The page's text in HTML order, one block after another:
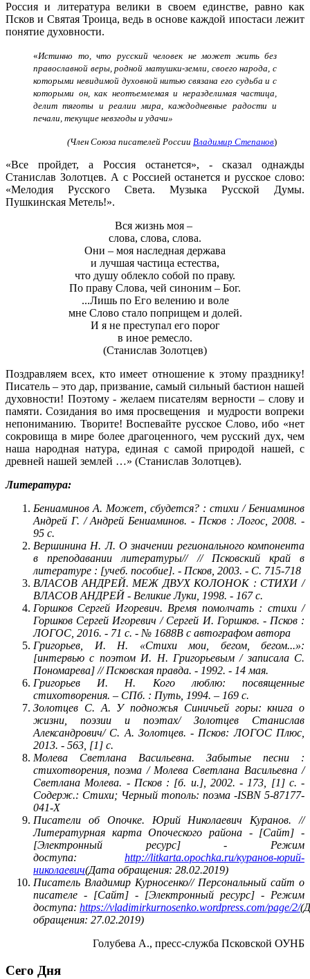
Россия и литература велики в своем единстве, равно как
Псков и Святая Троица, ведь в основе каждой ипостаси лежит
понятие духовности.
«Истинно то, что русский человек не может жить без
православной веры, родной матушки-земли, своего народа, с
которыми невидимой духовной нитью связана его судьба и с
которыми он, как неотъемлемая и неразделимая частица,
делит тяготы и реалии мира, каждодневные радости и
печали, текущие невзгоды и удачи»
(Член Союза писателей России Владимир Степанов)
«Все пройдет, а Россия останется», - сказал однажды
Станислав Золотцев. А с Россией останется и русское слово:
«Мелодия Русского Света. Музыка Русской Думы.
Пушкинская Метель!».
Вся жизнь моя –
слова, слова, слова.
Они – моя наследная держава
и лучшая частица естества,
что душу облекло собой по праву.
По праву Слова, чей синоним – Бог.
...Лишь по Его велению и воле
мне Слово стало поприщем и долей.
И я не преступал его порог
в иное ремесло.
(Станислав Золотцев)
Поздравляем всех, кто имеет отношение к этому празднику!
Писатель – это дар, призвание, самый сильный бастион нашей
духовности! Поэтому - желаем писателям верности – слову и
памяти. Созидания во имя просвещения и мудрости вопреки
непониманию. Творите! Воспевайте русское Слово, ибо «нет
сокровища в мире более драгоценного, чем русский дух, чем
наша народная натура, единая с самой природой нашей, с
древней нашей землей …» (Станислав Золотцев).
Литература:
Бениаминов А. Может, сбудется? : стихи / Бениаминов
Андрей Г. / Андрей Бениаминов. - Псков : Логос, 2008. -
95 с.
Вершинина Н. Л. О значении регионального компонента
в преподавании литературы// // Псковский край в
литературе : [учеб. пособие]. - Псков, 2003. - С. 715-718
ВЛАСОВ АНДРЕЙ. МЕЖ ДВУХ КОЛОНОК : СТИХИ /
ВЛАСОВ АНДРЕЙ - Великие Луки, 1998. - 167 с.
Горшков Сергей Игоревич. Время помолчать : стихи /
Горшков Сергей Игоревич / Сергей И. Горшков. - Псков :
ЛОГОС, 2016. - 71 с. - № 1688B с автографом автора
Григорьев, И. Н. «Стихи мои, бегом, бегом...»:
[интервью с поэтом И. Н. Григорьевым / записала С.
Пономарева] // Псковская правда. - 1992. - 14 мая.
Григорьев И. Н. Кого люблю: посвященные
стихотворения. – СПб. : Путь, 1994. – 169 с.
Золотцев С. А. У подножья Синичьей горы: книга о
жизни, поэзии и поэтах/ Золотцев Станислав
Александрович/ С. А. Золотцев. - Псков: ЛОГОС Плюс,
2013. - 563, [1] с.
Молева Светлана Васильевна. Забытые песни :
стихотворения, поэма / Молева Светлана Васильевна /
Светлана Молева. - Псков : [б. и.], 2002. - 173, [1] с. -
Содерж.: Стихи; Черный тополь: поэма -ISBN 5-87177-
041-X
Писатели об Опочке. Юрий Николаевич Куранов. //
Литературная карта Опоческого района - [Сайт] -
[Электронный ресурс] - Режим
доступа: http://litkarta.opochka.ru/куранов-юрий-
николаевич(Дата обращения: 28.02.2019)
Писатель Владимир Курносенко// Персональный сайт о
писателе - [Сайт] - [Электронный ресурс] - Режим
доступа: https://vladimirkurnosenko.wordpress.com/page/2/
обращения: 27.02.2019)
Голубева А., пресс-служба Псковской ОУНБ
Сего Дня